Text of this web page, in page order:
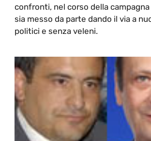
confronti, nel corso della
sia messo da parte dando il via a
politici e senza veleni.